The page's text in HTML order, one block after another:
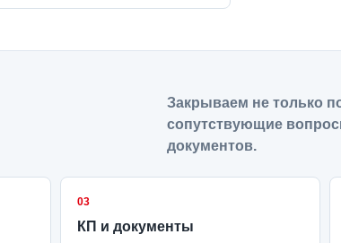
Закрываем не только
сопутствующие
документов.
03
КП и документы